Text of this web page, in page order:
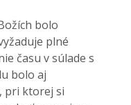
bolo
plné
času v súlade s
bolo aj
pri ktorej si